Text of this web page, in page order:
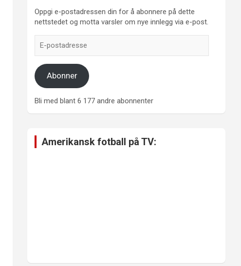
Oppgi e-postadressen din for å abonnere på dette
nettstedet og motta varsler om nye innlegg via e-post.
postadresse
Abonner
Bli med blant 6 177 andre abonnenter
Amerikansk fotball på TV: